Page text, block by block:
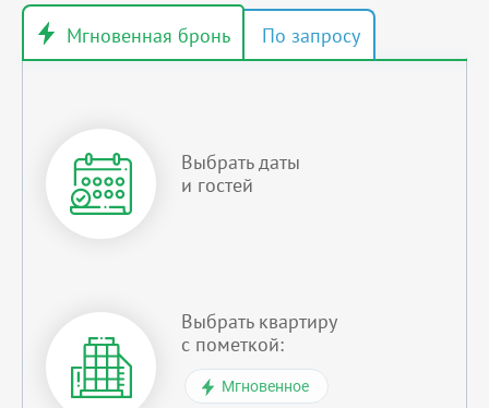
Выбрать даты
и гостей
Выбрать квартиру
с пометкой:
Мгновенное